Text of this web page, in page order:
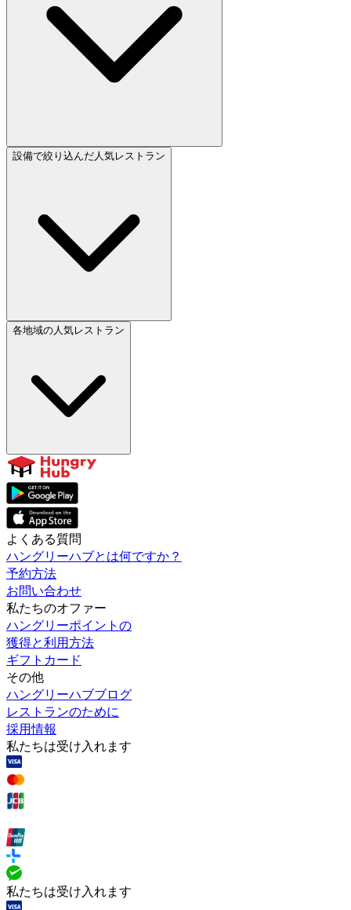
設備で絞り込んだ人気レストラン
各地域の人気レストラン
よくある質問
ハングリーハブとは何ですか？
予約方法
お問い合わせ
私たちのオファー
ハングリーポイントの
獲得と利用方法
ギフトカード
その他
ハングリーハブブログ
レストランのために
採用情報
私たちは受け入れます
私たちは受け入れます